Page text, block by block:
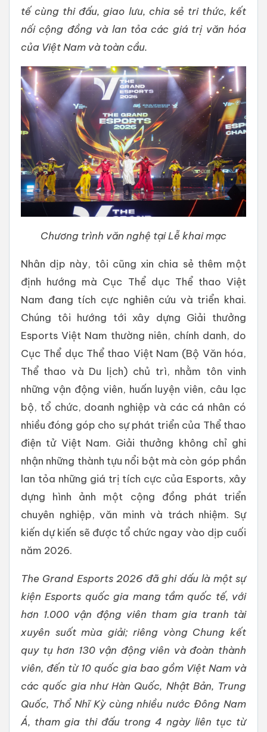
tế cùng thi đấu, giao lưu, chia sẻ tri thức, kết
nối cộng đồng và lan tỏa các giá trị văn hóa
của Việt Nam và toàn cầu.
Chương trình văn nghệ tại Lễ khai mạc
Nhân dịp này, tôi cũng xin chia sẻ thêm một
định hướng mà Cục Thể dục Thể thao Việt
Nam đang tích cực nghiên cứu và triển khai.
Chúng tôi hướng tới xây dựng Giải thưởng
Esports Việt Nam thường niên, chính danh, do
Cục Thể dục Thể thao Việt Nam (Bộ Văn hóa,
Thể thao và Du lịch) chủ trì, nhằm tôn vinh
những vận động viên, huấn luyện viên, câu lạc
bộ, tổ chức, doanh nghiệp và các cá nhân có
nhiều đóng góp cho sự phát triển của Thể thao
điện tử Việt Nam. Giải thưởng không chỉ ghi
nhận những thành tựu nổi bật mà còn góp phần
lan tỏa những giá trị tích cực của Esports, xây
dựng hình ảnh một cộng đồng phát triển
chuyên nghiệp, văn minh và trách nhiệm. Sự
kiến dự kiến sẽ được tổ chức ngay vào dịp cuối
năm 2026.
The Grand Esports 2026 đã ghi dấu là một sự
kiện Esports quốc gia mang tầm quốc tế, với
hơn 1.000 vận động viên tham gia tranh tài
xuyên suốt mùa giải; riêng vòng Chung kết
quy tụ hơn 130 vận động viên và đoàn thành
viên, đến từ 10 quốc gia bao gồm Việt Nam và
các quốc gia như Hàn Quốc, Nhật Bản, Trung
Quốc, Thổ Nhĩ Kỳ cùng nhiều nước Đông Nam
Á, tham gia thi đấu trong 4 ngày liên tục từ